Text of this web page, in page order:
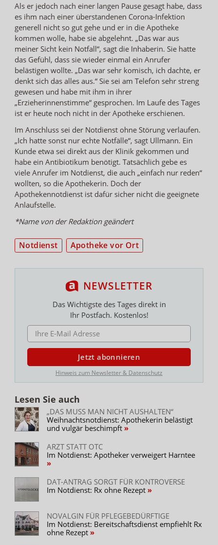
Als er jedoch nach einer langen Pause gesagt habe, dass
es ihm nach einer überstandenen Corona-Infektion
generell nicht so gut gehe und er in die Apotheke
kommen wolle, habe sie abgelehnt. „Das war aus
meiner Sicht kein Notfall“, sagt die Inhaberin. Sie hatte
das Gefühl, dass sie wieder einmal ein Anrufer
belästigen wollte. „Das war sehr komisch, ich dachte, er
denkt sich das alles aus.“ Sie sei am Telefon sehr streng
gewesen und habe mit ihm in ihrer
„Erzieherinnenstimme“ gesprochen. Im Laufe des Tages
ist er heute noch nicht in der Apotheke erschienen.
Im Anschluss sei der Notdienst ohne Störung verlaufen.
„Ich hatte sonst nur echte Notfälle“, sagt Ullmann. Ein
Kunde etwa sei direkt aus der Klinik gekommen und
habe ein Antibiotikum benötigt. Tatsächlich gebe es
viele Anrufer im Notdienst, die auch „einfach nur reden“
wollten, so die Apothekerin. Doch der
Apothekennotdienst ist dafür sicher nicht die geeignete
Anlaufstelle.
*Name von der Redaktion geändert
Notdienst Apotheke vor Ort
NEWSLETTER
Das Wichtigste des Tages direkt in
Ihr Postfach. Kostenlos!
E-MAIL ADRESSE
Jetzt abonnieren
Hinweis zum Newsletter & Datenschutz
Lesen Sie auch
„DAS MUSS MAN NICHT AUSHALTEN“
Weihnachtsnotdienst: Apothekerin belästigt
und vulgär beschimpft
ARZT STATT OTC
Im Notdienst: Apotheker verweigert Harntee
DAT-ANTRAG SORGT FÜR KONTROVERSE
Im Notdienst: Rx ohne Rezept
NOVALGIN FÜR PFLEGEBEDÜRFTIGE
Im Notdienst: Bereitschaftsdienst empfiehlt Rx
ohne Rezept